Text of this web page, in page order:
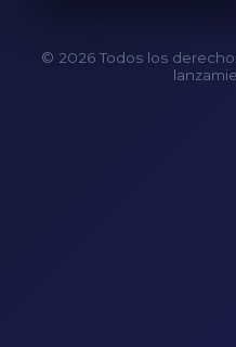
© 2026 Todos los